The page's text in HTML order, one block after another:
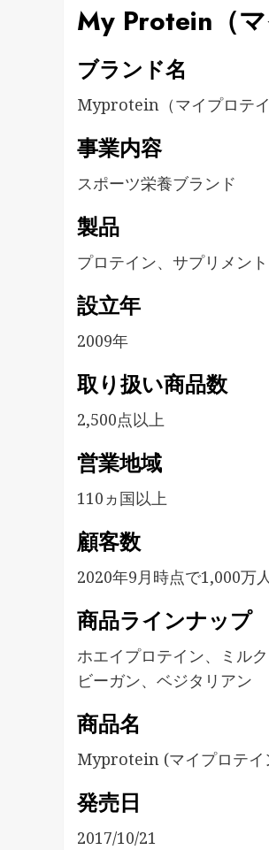
My Protein（
ブランド名
Myprotein（マイプロテイ
事業内容
スポーツ栄養ブランド
製品
プロテイン、サプリメン
設立年
2009年
取り扱い商品数
2,500点以上
営業地域
110ヵ国以上
顧客数
2020年9月時点で1,000万
商品ラインナップ
ホエイプロテイン、ミル
ビーガン、ベジタリアン
商品名
Myprotein (マイプロテイ
発売日
2017/10/21